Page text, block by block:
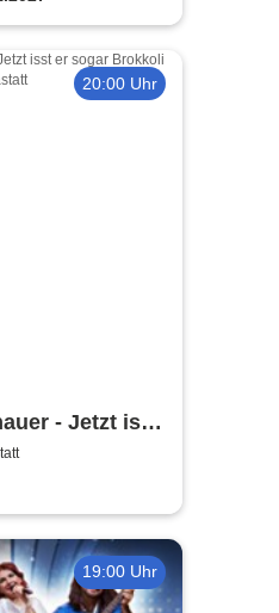
20:00 Uhr
- Jetzt isst
19:00 Uhr